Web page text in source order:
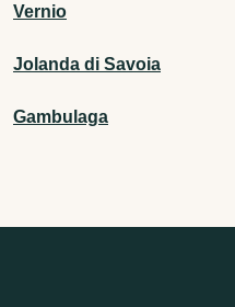
Vernio
Jolanda di Savoia
Gambulaga